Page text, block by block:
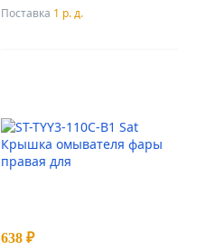
Поставка 1 р. д.
638 ₽